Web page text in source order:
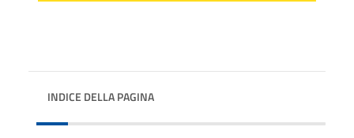
INDICE DELLA PAGINA